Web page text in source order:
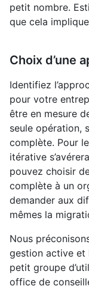
petit nombre.
que cela
Choix d’une
Identifiez
pour votre
être en mesure
seule opération,
complète. Pour
itérative
pouvez choisir
complète à un
demander aux
mêmes la
Nous
gestion active et
petit groupe
office de